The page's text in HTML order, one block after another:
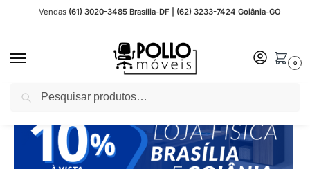
Vendas (61) 3020-3485 Brasília-DF | (62) 3233-7424 Goiânia-GO
0